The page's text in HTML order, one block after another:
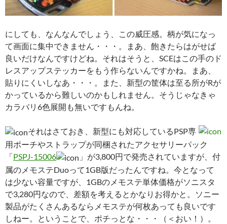
にしても、なんなんでしょう、この威圧感。柄が気になっ
て画面に集中できません・・・。まあ、飽きたらはがせば
良いだけなんですけどね。それはそうと、SCEはこの手のド
レスアップステッカーをもう作らないんですかね。まあ、
貼りにくいしなあ・・・。また、新型の筐体は至る所がRが
かっているから難しいのかもしれません。そうじゃなきゃ
カラバリ6色展開も無いですもんね。
それはさておき、新型にも対応しているPSP専
用ポーチやストラップが同梱されたアクセサリーパック
「PSPJ-15006
」が3,800円で発売されていますが、付
属のメモステDuoって1GB版だったんですね。今となって
は少ない容量ですが、1GBのメモステ単体価格がソニスタ
で3,280円なので、差額を考えるとかなりお得かと。ソニー
製品がたくさんあるならメモステが何枚あっても良いです
しねー。ということで、ポチっとな・・・（＜おい！）。